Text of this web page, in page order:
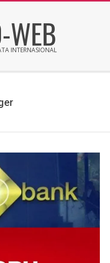
WEB
INTERNASIONAL